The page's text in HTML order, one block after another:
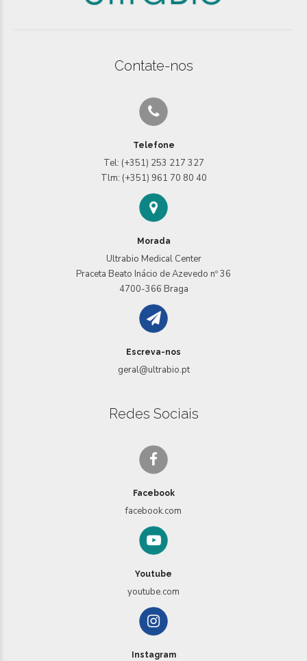
Contate-nos
Telefone
Tel: (+351) 253 217 327
Tlm: (+351) 961 70 80 40
Morada
Ultrabio Medical Center
Praceta Beato Inácio de Azevedo nº 36
4700-366 Braga
Escreva-nos
geral@ultrabio.pt
Redes Sociais
Facebook
facebook.com
Youtube
youtube.com
Instagram